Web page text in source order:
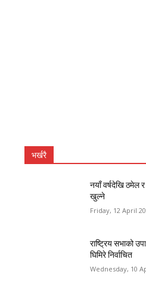
भर्खरै
नयाँ वर्षदेखि ठमेल र
खुल्ने
Friday, 12 April
राष्ट्रिय सभाको
घिमिरे निर्वाचित
Wednesday, 10